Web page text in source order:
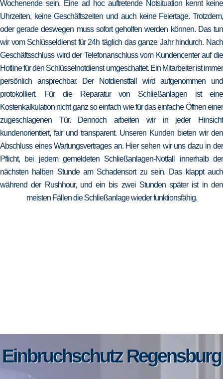
Wochenende sein. Eine ad hoc auftretende Notsituation kennt keine
Uhrzeiten, keine Geschäftszeiten und auch keine Feiertage. Trotzdem,
oder gerade deswegen muss sofort geholfen werden können. Das tun
wir vom Schlüsseldienst für 24h täglich das ganze Jahr hindurch. Nach
Geschäftsschluss wird der Telefonanschluss vom Kundencenter auf die
Hotline für den Schlüsselnotdienst umgeschaltet. Ein Mitarbeiter ist immer
persönlich ansprechbar. Der Notdienstfall wird aufgenommen und
protokolliert. Für die Reparatur von Schließanlagen ist eine
Kostenkalkulation nicht ganz so einfach wie für das einfache Öffnen einer
zugeschlagenen Tür. Dennoch arbeiten wir in jeder Hinsicht
kundenorientiert, fair und transparent. Unseren Kunden bieten wir den
Abschluss eines Wartungsvertrages an. Hier sehen wir uns dazu in der
Pflicht, bei jedem gemeldeten Schließanlagen-Notfall innerhalb der
nächsten halben Stunde am Schadensort zu sein. Das klappt auch
während der Rushhour, und ein bis zwei Stunden später ist in den
meisten Fällen die Schließanlage wieder funktionsfähig.
Einbruchschutz Regensburg